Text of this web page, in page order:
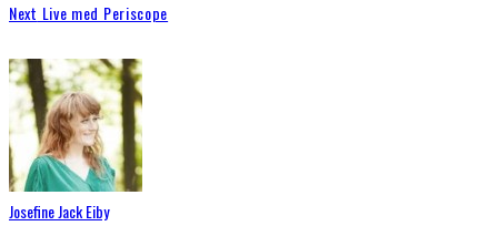
Next Live med Periscope
Josefine Jack Eiby